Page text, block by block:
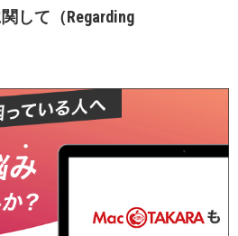
して（Regarding